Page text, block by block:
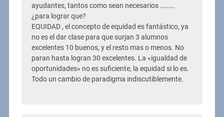
ayudantes, tantos como sean necesarios ……….
¿para lograr que?
EQUIDAD , el concepto de equidad es fantástico, ya
no es el dar clase para que surjan 3 alumnos
excelentes 10 buenos, y el resto mas o menos. No
paran hasta logran 30 excelentes. La «igualdad de
oportunidades» no es suficiente, la equidad si lo es.
Todo un cambio de paradigma indiscutiblemente.